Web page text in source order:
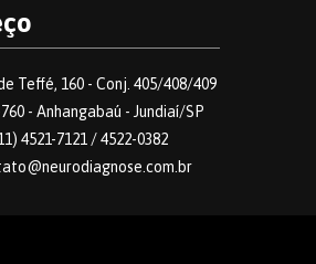
Teffé, 160 - Conj. 405/408/409
- Anhangabaú - Jundiaí/SP
4521-7121 / 4522-0382